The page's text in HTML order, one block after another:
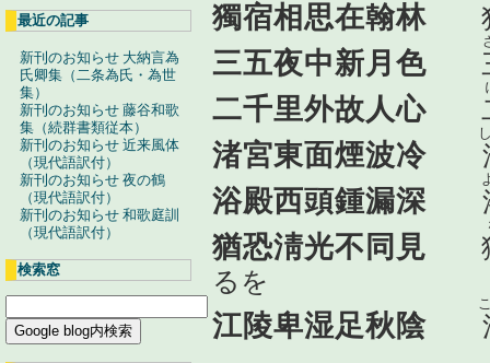
最近の記事
新刊のお知らせ 大納言為
氏卿集（二条為氏・為世
集）
新刊のお知らせ 藤谷和歌
集（続群書類従本）
新刊のお知らせ 近来風体
（現代語訳付）
新刊のお知らせ 夜の鶴
（現代語訳付）
新刊のお知らせ 和歌庭訓
（現代語訳付）
検索窓
獨宿相思在翰林 独
三五夜中新月色
二千里外故人心
渚宮東面煙波冷
浴殿西頭鍾漏深
猶恐淸光不同見
るを
江陵卑湿足秋陰